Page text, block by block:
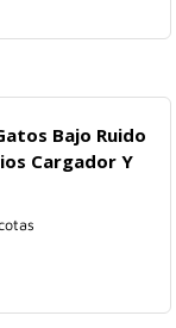
Bajo Ruido
Cargador Y